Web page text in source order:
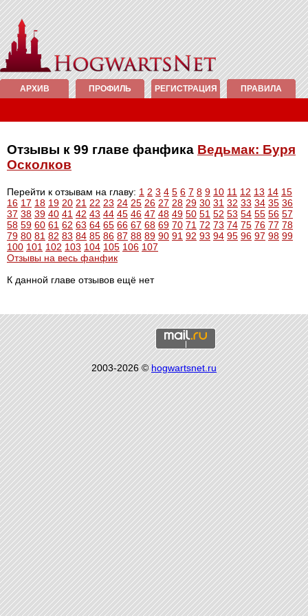
АРХИВ ПРОФИЛЬ РЕГИСТРАЦИЯ ПРАВИЛА
Отзывы к 99 главе фанфика Ведьмак: Буря
Осколков
Перейти к отзывам на главу: 1 2 3 4 5 6 7 8 9 10 11 12 13 14 15
16 17 18 19 20 21 22 23 24 25 26 27 28 29 30 31 32 33 34 35 36
37 38 39 40 41 42 43 44 45 46 47 48 49 50 51 52 53 54 55 56 57
58 59 60 61 62 63 64 65 66 67 68 69 70 71 72 73 74 75 76 77 78
79 80 81 82 83 84 85 86 87 88 89 90 91 92 93 94 95 96 97 98 99
100 101 102 103 104 105 106 107
Отзывы на весь фанфик
К данной главе отзывов ещё нет
2003-2026 ©hogwartsnet.ru